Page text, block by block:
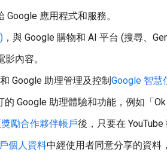
Google 應用程式和服務。
，與 Google 購物和 AI 平台 (搜尋、
內容。
Google 助理管理及控制Google 智慧
Google 助理體驗和功能，例如「
獎勵合作夥伴帳戶後，只要在
個人資料中經使用者同意分享的資料